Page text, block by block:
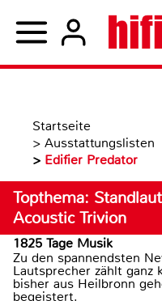
Startseite
> Ausstattungslisten
> Edifier Predator
Topthema:
Acoustic Trivion
1825 Tage Musik
Zu den spannendsten
Lautsprecher zählt
bisher aus Heilbronn
begeistert.